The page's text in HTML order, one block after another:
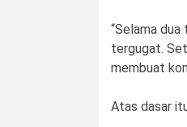
“Selama
tergugat.
membuat
Atas dasar